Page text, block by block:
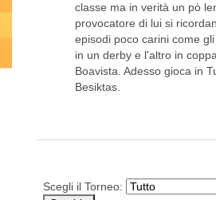
classe ma in verità un pò
provocatore di lui si
episodi poco carini come
in un derby e l'altro in
Boavista. Adesso gioca in
Besiktas.
Scegli il Torneo: